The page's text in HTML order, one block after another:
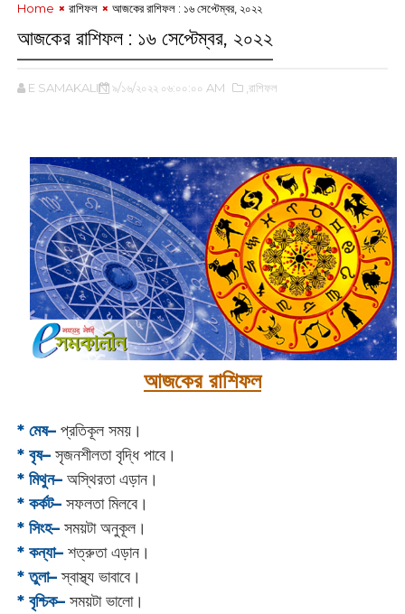
Home রাশিফল আজকের রাশিফল : ১৬ সেপ্টেম্বর, ২০২২
আজকের রাশিফল : ১৬ সেপ্টেম্বর, ২০২২
E SAMAKALIN ৯/১৬/২০২২ ০৬:০০:০০ AM ,রাশিফল
আজকের রাশিফল
* মেষ–প্রতিকূল সময়।
* বৃষ–সৃজনশীলতা বৃদ্ধি পাবে।
* মিথুন–অস্থিরতা এড়ান।
* কর্কট–সফলতা মিলবে।
* সিংহ–সময়টা অনুকূল।
* কন্যা–শত্রুতা এড়ান।
* তুলা–স্বাস্থ্য ভাবাবে।
* বৃশ্চিক–সময়টা ভালো।